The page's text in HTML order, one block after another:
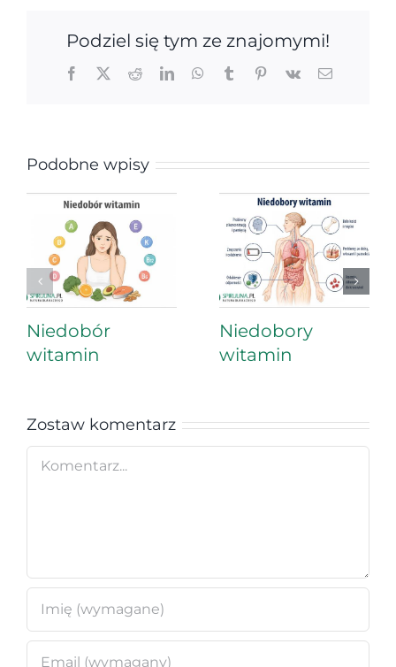
Podziel się tym ze znajomymi!
Facebook
X RedditLinkedInWhatsApp
TumblrPinterest
Vk Email
Podobne wpisy
Niedobór
witamin
Niedobory
witamin
Zostaw komentarz